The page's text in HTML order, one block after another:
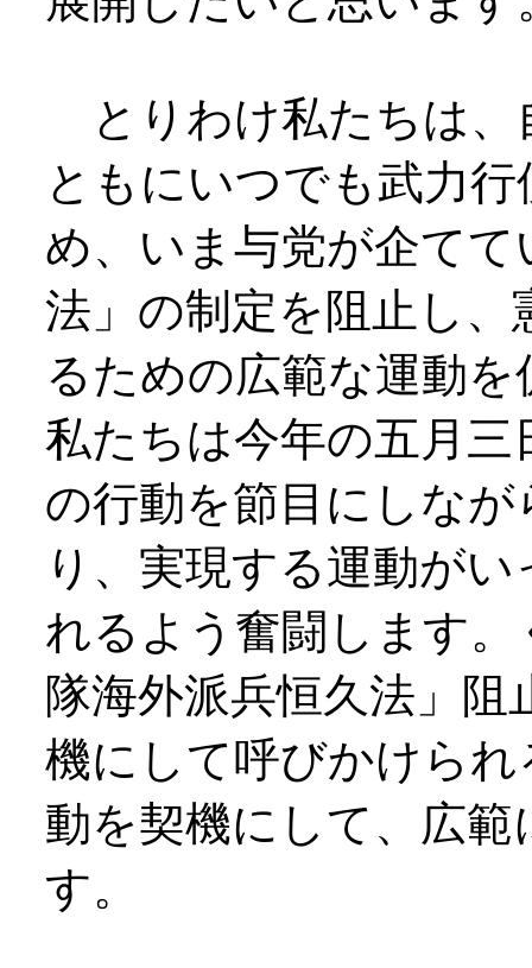
とりわけ私たちは、
ともにいつでも武力
め、いま与党が企て
法」の制定を阻止し
るための広範な運動
私たちは今年の五月三
の行動を節目にしな
り、実現する運動が
れるよう奮闘します
隊海外派兵恒久法」
機にして呼びかけら
動を契機にして、広
す。